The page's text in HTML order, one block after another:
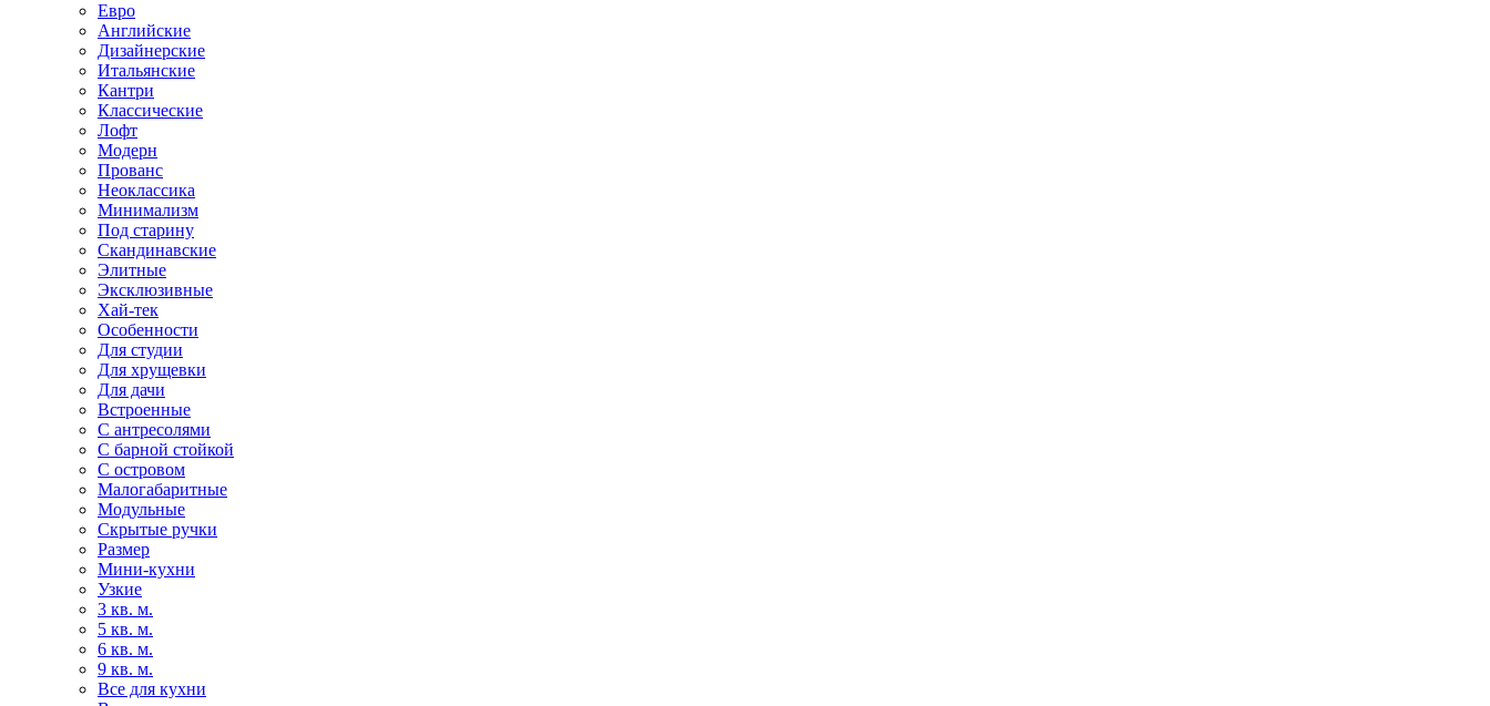
Евро
Английские
Дизайнерские
Итальянские
Кантри
Классические
Лофт
Модерн
Прованс
Неоклассика
Минимализм
Под старину
Скандинавские
Элитные
Эксклюзивные
Хай-тек
Особенности
Для студии
Для хрущевки
Для дачи
Встроенные
С антресолями
С барной стойкой
С островом
Малогабаритные
Модульные
Скрытые ручки
Размер
Мини-кухни
Узкие
3 кв. м.
5 кв. м.
6 кв. м.
9 кв. м.
Все для кухни